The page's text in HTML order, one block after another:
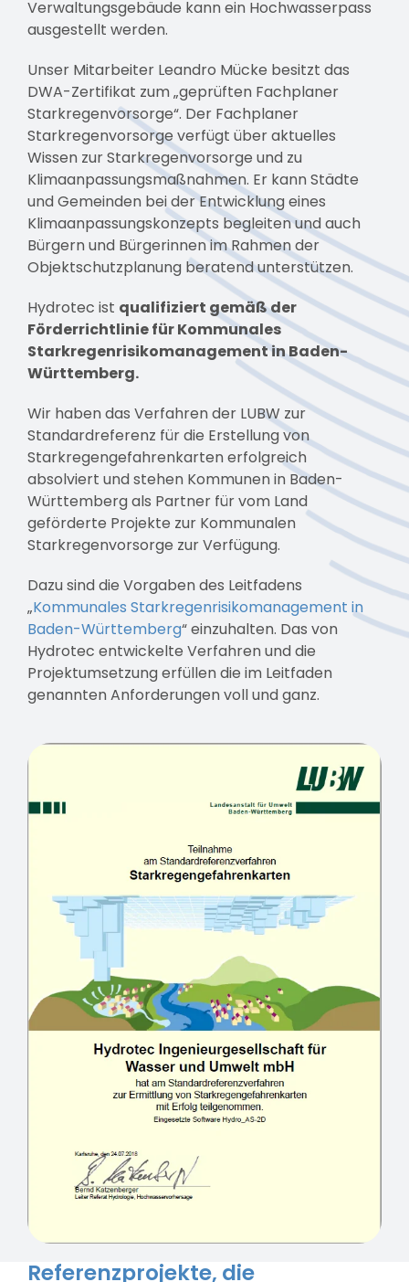
Verwaltungsgebäude kann ein Hochwasserpass
ausgestellt werden.
Unser Mitarbeiter Leandro Mücke besitzt das
DWA-Zertifikat zum „geprüften Fachplaner
Starkregenvorsorge“. Der Fachplaner
Starkregenvorsorge verfügt über aktuelles
Wissen zur Starkregenvorsorge und zu
Klimaanpassungsmaßnahmen. Er kann Städte
und Gemeinden bei der Entwicklung eines
Klimaanpassungskonzepts begleiten und auch
Bürgern und Bürgerinnen im Rahmen der
Objektschutzplanung beratend unterstützen.
Hydrotec ist qualifiziert gemäß der
Förderrichtlinie für Kommunales
Starkregenrisikomanagement in Baden-
Württemberg.
Wir haben das Verfahren der LUBW zur
Standardreferenz für die Erstellung von
Starkregengefahrenkarten erfolgreich
absolviert und stehen Kommunen in Baden-
Württemberg als Partner für vom Land
geförderte Projekte zur Kommunalen
Starkregenvorsorge zur Verfügung.
Dazu sind die Vorgaben des Leitfadens
„Kommunales Starkregenrisikomanagement in
Baden-Württemberg“ einzuhalten. Das von
Hydrotec entwickelte Verfahren und die
Projektumsetzung erfüllen die im Leitfaden
genannten Anforderungen voll und ganz.
Referenzprojekte, die